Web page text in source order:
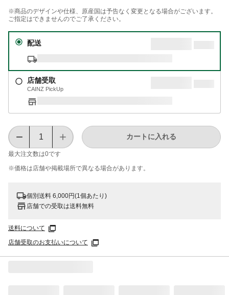
※商品のデザインや仕様、原産国は予告なく変更となる場合がございます。
ご指定はできませんのでご了承ください。
配送
店舗受取
CAINZ PickUp
最大注文数は0です
カートに入れる
※価格は​店舗や​掲載場所で​異なる​場合が​あります。
個別送料 6,000円(1個あたり)
店舗での受取は送料無料
送料について
店舗受取のお支払いについて